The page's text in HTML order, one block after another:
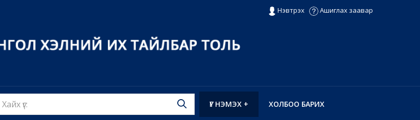
Нэвтрэх Ашиглах заавар
Dropdown ХОЛБОО БАРИХ
ҮГ НЭМЭХ +